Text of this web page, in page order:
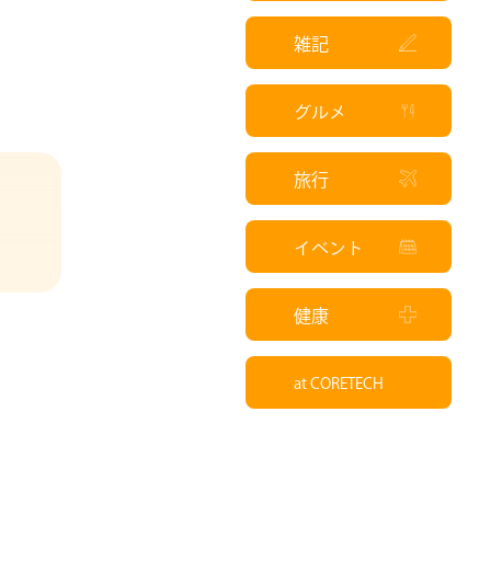
雑記
グルメ
旅行
イベント
健康
at CORETECH